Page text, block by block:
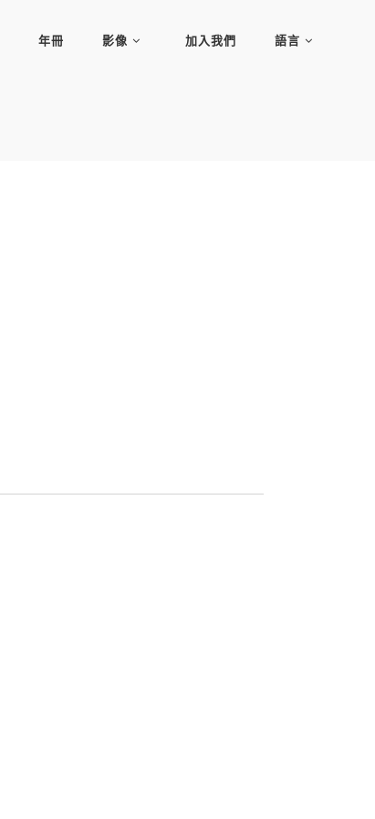
年冊 影像 加入我們 語言